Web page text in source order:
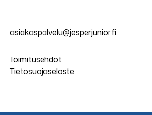
asiakaspalvelu@jesperjunior.fi
Toimitusehdot
Tietosuojaseloste